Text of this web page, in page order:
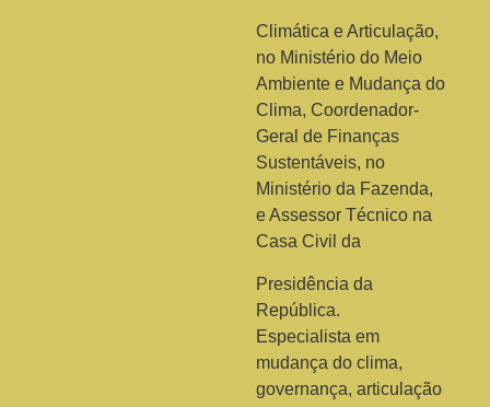
Climática e Articulação,
no Ministério do Meio
Ambiente e Mudança do
Clima, Coordenador-
Geral de Finanças
Sustentáveis, no
Ministério da Fazenda,
e Assessor Técnico na
Casa Civil da
Presidência da
República.
Especialista em
mudança do clima,
governança, articulação